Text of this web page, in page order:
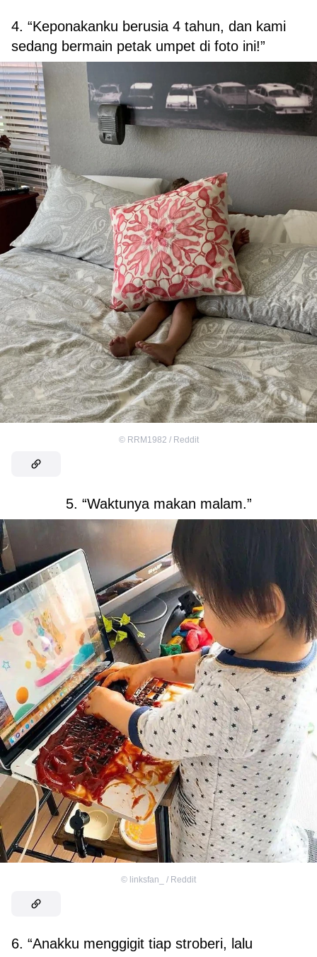
4. “Keponakanku berusia 4 tahun, dan kami
sedang bermain petak umpet di foto ini!”
© RRM1982 / Reddit
5. “Waktunya makan malam.”
© linksfan_ / Reddit
6. “Anakku menggigit tiap stroberi, lalu